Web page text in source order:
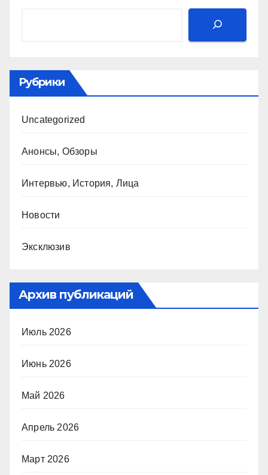
Рубрики
Uncategorized
Анонсы, Обзоры
Интервью, История, Лица
Новости
Эксклюзив
Архив публикаций
Июль 2026
Июнь 2026
Май 2026
Апрель 2026
Март 2026